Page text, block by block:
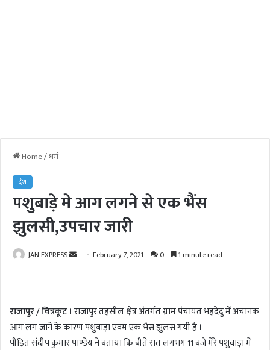
Home/धर्म
देश
पशुबाड़े मे आग लगने से एक भैंस
झुलसी,उपचार जारी
JAN EXPRESS
a
n
e
February 7, 2021 0 1 minute read
राजापुर / चित्रकूट । राजापुर तहसील क्षेत्र अंतर्गत ग्राम पंचायत भहदेदु में अचानक
आग लग जाने के कारण पशुबाड़ा एवम एक भैंस झुलस गयी हैं ।
पीड़ित संदीप कुमार पाण्डेय ने बताया कि बीते रात लगभग 11 बजे मेरे पशुवाड़ा में